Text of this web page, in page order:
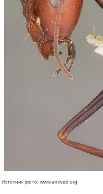
Источник фото: www.antweb.org